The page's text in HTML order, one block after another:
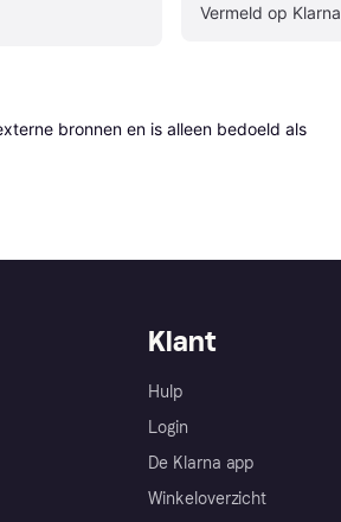
Vermeld op Klarna
bronnen en is alleen bedoeld als
Klant
Hulp
Login
De Klarna app
Winkeloverzicht